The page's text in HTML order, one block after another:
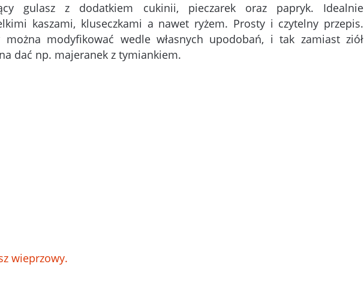
gulasz z dodatkiem cukinii, pieczarek oraz papryk. Idealnie
kaszami, kluseczkami a nawet ryżem. Prosty i czytelny przepis.
można modyfikować wedle własnych upodobań, i tak zamiast ziół
dać np. majeranek z tymiankiem.
wieprzowy.